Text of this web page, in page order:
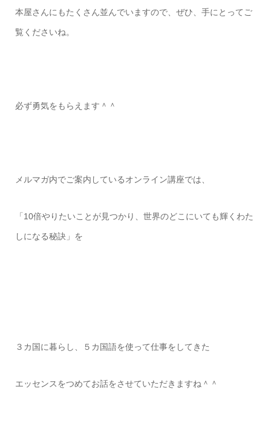
本屋さんにもたくさん並んでいますので、 ぜひ、手にとってご
覧くださいね。
必ず勇気をもらえます＾＾
メルマガ内でご案内しているオンライン講座では、
「10倍やりたいことが見つかり、世界のどこにいても輝くわた
しになる秘訣」を
３カ国に暮らし、 ５カ国語を使って仕事をしてきた
エッセンスをつめてお話をさせていただきますね＾＾